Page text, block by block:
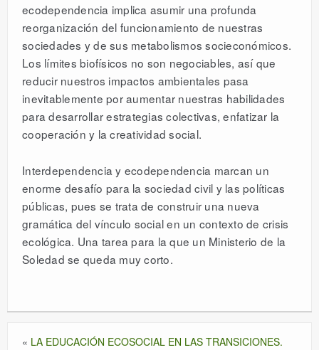
ecodependencia implica asumir una profunda
reorganización del funcionamiento de nuestras
sociedades y de sus metabolismos socieconómicos.
Los límites biofísicos no son negociables, así que
reducir nuestros impactos ambientales pasa
inevitablemente por aumentar nuestras habilidades
para desarrollar estrategias colectivas, enfatizar la
cooperación y la creatividad social.
Interdependencia y ecodependencia marcan un
enorme desafío para la sociedad civil y las políticas
públicas, pues se trata de construir una nueva
gramática del vínculo social en un contexto de crisis
ecológica. Una tarea para la que un Ministerio de la
Soledad se queda muy corto.
« LA EDUCACIÓN ECOSOCIAL EN LAS TRANSICIONES.